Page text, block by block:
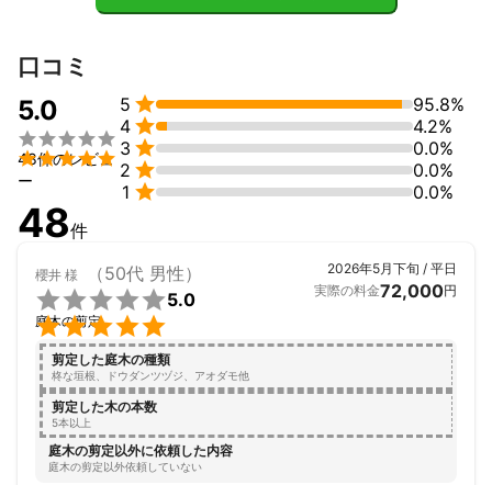
口コミ
5.0


48件のレビュ
ー
5 
95.8%
4 
4.2%
3 
0.0%
2 
0.0%
1  0.0%
48件
櫻井 様 （50代 男性）


5.0
庭木の剪定
2026年5月下旬 / 平日
実際の料金72,000円
剪定した庭木の種類
柊な垣根、ドウダンツヅジ、アオダモ他
剪定した木の本数
5本以上
庭木の剪定以外に依頼した内容
庭木の剪定以外依頼していない